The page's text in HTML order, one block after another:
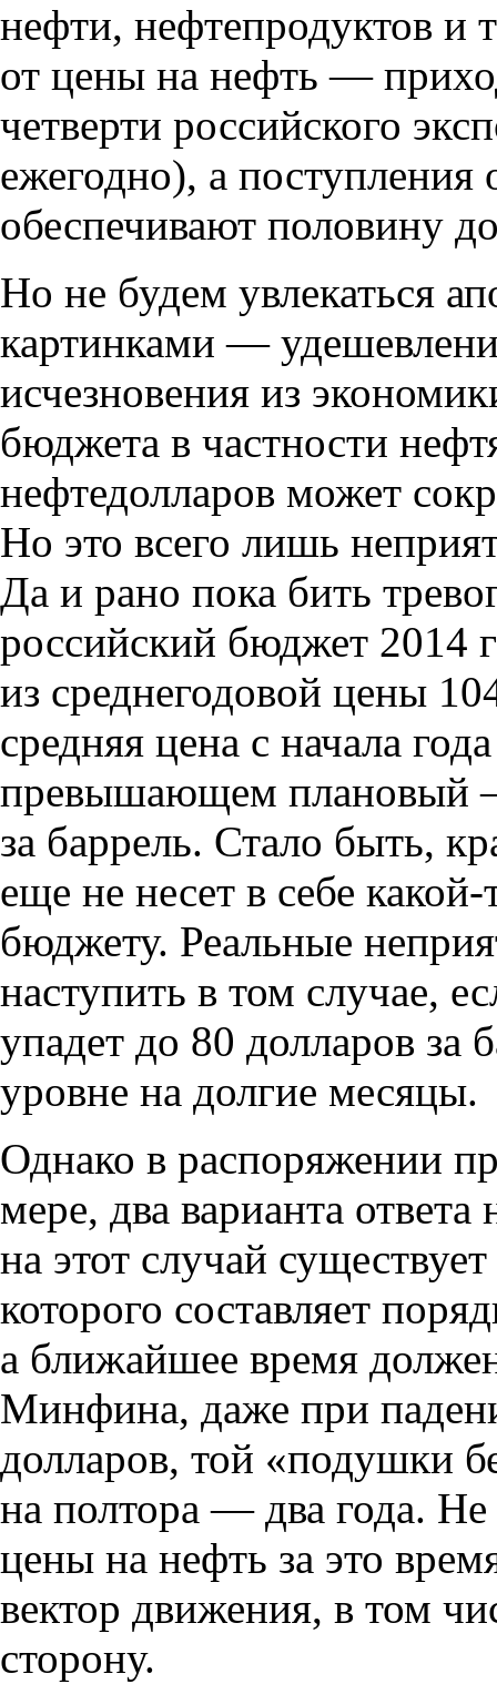
нефти, нефтепродуктов и
от цены на нефть —
четверти российского
ежегодно), а поступления
обеспечивают половину
Но не будем увлекаться
картинками —
исчезновения из
бюджета в частности
нефтедолларов может
Но это всего лишь
Да и рано пока бить
российский бюджет 2014
из среднегодовой цены
средняя цена с начала
превышающем плановый
за баррель. Стало быть,
еще не несет в себе
бюджету. Реальные
наступить в том случае,
упадет до 80 долларов за
уровне на долгие месяцы.
Однако в распоряжении
мере, два варианта
на этот случай
которого составляет
а ближайшее время
Минфина, даже при
долларов, той «подушки
на полтора — два года.
цены на нефть за это
вектор движения, в том
сторону.